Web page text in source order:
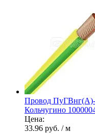
Провод ПуГВнг(А)-
Кольчугино
Цена:
33.96 руб. / м